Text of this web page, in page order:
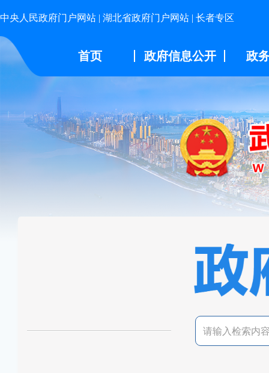
中央人民政府门户网站 | 湖北省政府门户网站 | 长者专区
首页 政府信息公开 政